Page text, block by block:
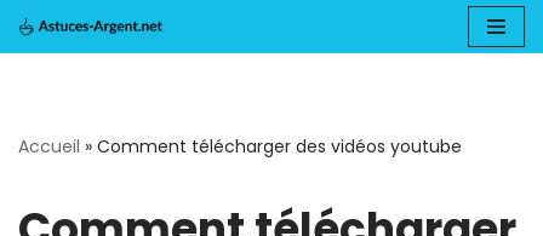
contenu
Accueil » Comment télécharger des vidéos youtube